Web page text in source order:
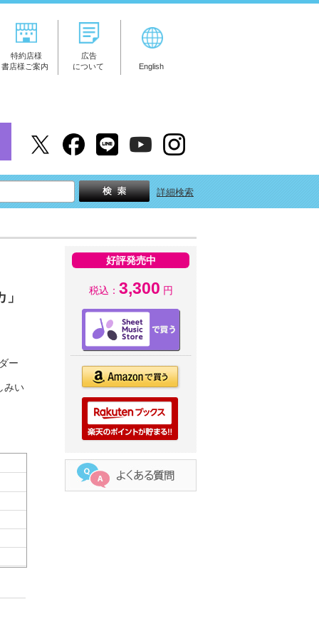
特約店様
書店様ご案内
広告
について
English
詳細検索
ー
みい
好評発売中
税込： 3,300 円